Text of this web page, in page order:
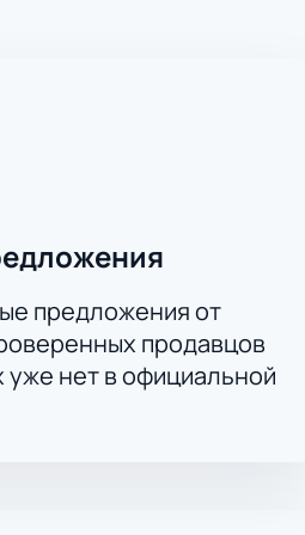
предложения от
продавцов
нет в официальной